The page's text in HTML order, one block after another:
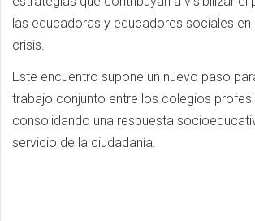
las educadoras y educadores sociales
crisis.
Este encuentro supone un nuevo paso
trabajo conjunto entre los colegios
consolidando una respuesta
servicio de la ciudadanía.